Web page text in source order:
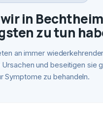
in
zu tun
an immer
und beseitigen sie
Symptome zu behandeln.